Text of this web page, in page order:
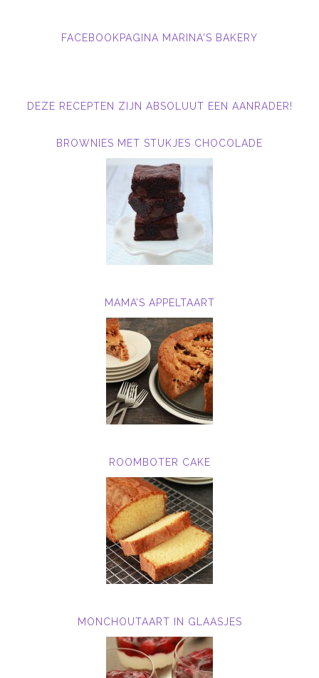
FACEBOOKPAGINA MARINA'S BAKERY
DEZE RECEPTEN ZIJN ABSOLUUT EEN AANRADER!
BROWNIES MET STUKJES CHOCOLADE
MAMA’S APPELTAART
ROOMBOTER CAKE
MONCHOUTAART IN GLAASJES